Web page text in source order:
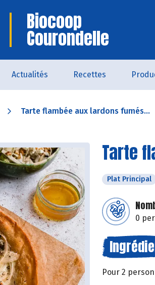
Biocoop
Courondelle
Actualités Recettes
Tarte flambée aux lardons fumés...
Tarte
Plat Principal
0
Pour 2